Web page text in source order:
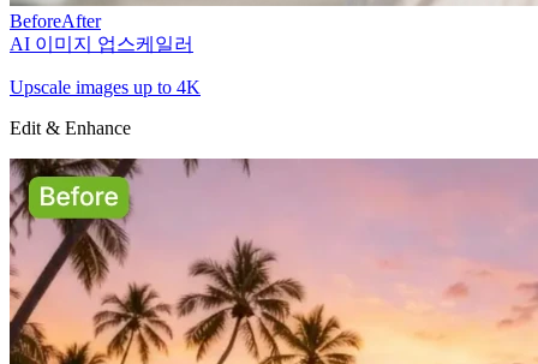
BeforeAfter
AI 이미지 업스케일러
Upscale images up to 4K
Edit & Enhance